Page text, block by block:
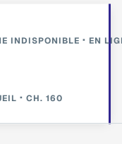
INDISPONIBLE EN
CH. 160